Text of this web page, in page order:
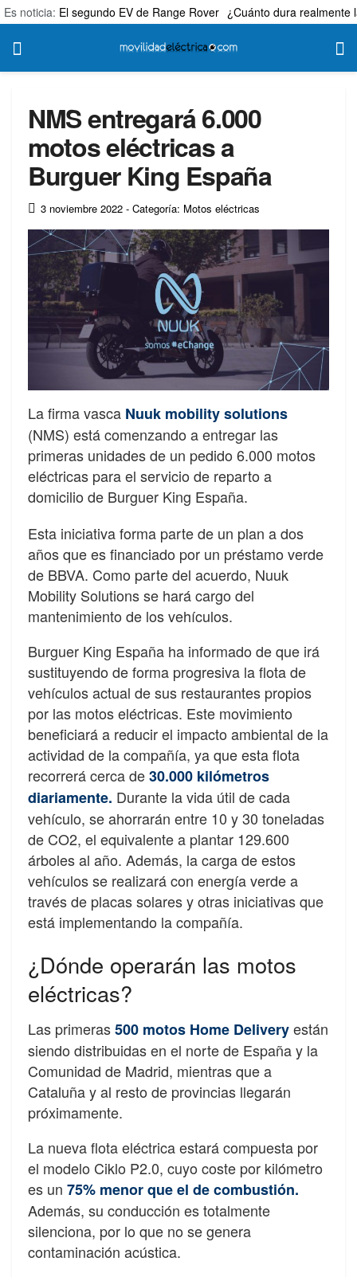
Es noticia: El segundo EV de Range Rover ¿Cuánto dura realmente
NMS entregará 6.000
motos eléctricas a
Burguer King España
3 noviembre 2022 - Categoría: Motos eléctricas
La firma vasca Nuuk mobility solutions
(NMS) está comenzando a entregar las
primeras unidades de un pedido 6.000 motos
eléctricas para el servicio de reparto a
domicilio de Burguer King España.
Esta iniciativa forma parte de un plan a dos
años que es financiado por un préstamo verde
de BBVA. Como parte del acuerdo, Nuuk
Mobility Solutions se hará cargo del
mantenimiento de los vehículos.
Burguer King España ha informado de que irá
sustituyendo de forma progresiva la flota de
vehículos actual de sus restaurantes propios
por las motos eléctricas. Este movimiento
beneficiará a reducir el impacto ambiental de la
actividad de la compañía, ya que esta flota
recorrerá cerca de30.000 kilómetros
diariamente. Durante la vida útil de cada
vehículo, se ahorrarán entre 10 y 30 toneladas
de CO2, el equivalente a plantar 129.600
árboles al año. Además, la carga de estos
vehículos se realizará con energía verde a
través de placas solares y otras iniciativas que
está implementando la compañía.
¿Dónde operarán las motos
eléctricas?
Las primeras500 motos Home Deliveryestán
siendo distribuidas en el norte de España y la
Comunidad de Madrid, mientras que a
Cataluña y al resto de provincias llegarán
próximamente.
La nueva flota eléctrica estará compuesta por
el modelo Ciklo P2.0, cuyo coste por kilómetro
es un 75% menor que el de combustión.
Además, su conducción es totalmente
silenciona, por lo que no se genera
contaminación acústica.